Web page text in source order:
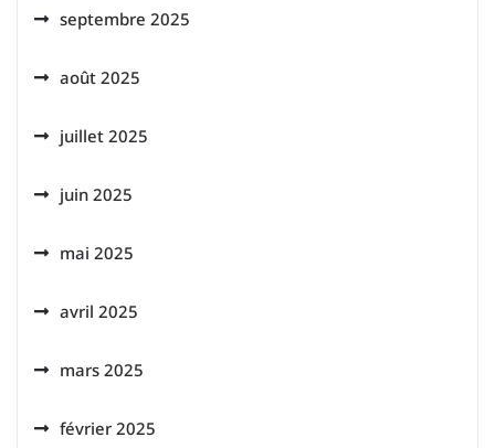
septembre 2025
août 2025
juillet 2025
juin 2025
mai 2025
avril 2025
mars 2025
février 2025